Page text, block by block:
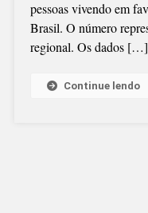
pessoas vivendo em
Brasil. O número
regional. Os dados […]
Continue lendo